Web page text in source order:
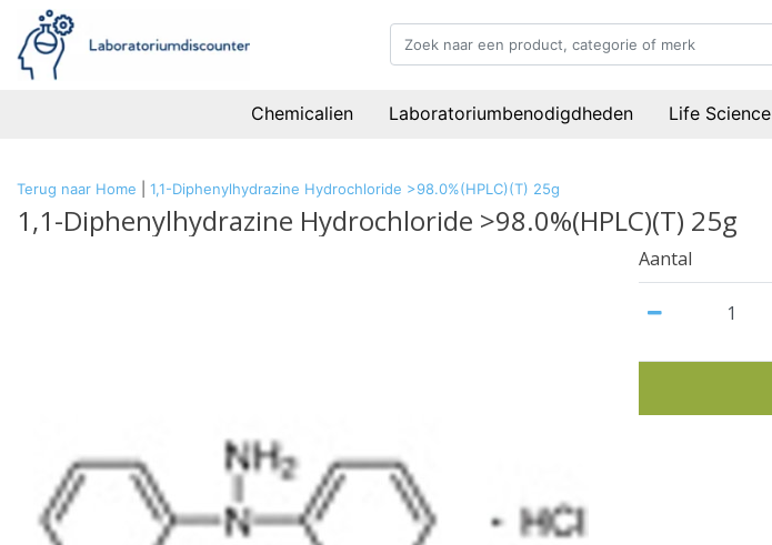
Chemicalien Laboratoriumbenodigdheden Life Science
Terug naar Home 1,1-Diphenylhydrazine Hydrochloride >98.0%(HPLC)(T) 25g
1,1-Diphenylhydrazine Hydrochloride >98.0%(HPLC)(T) 25g
Aantal